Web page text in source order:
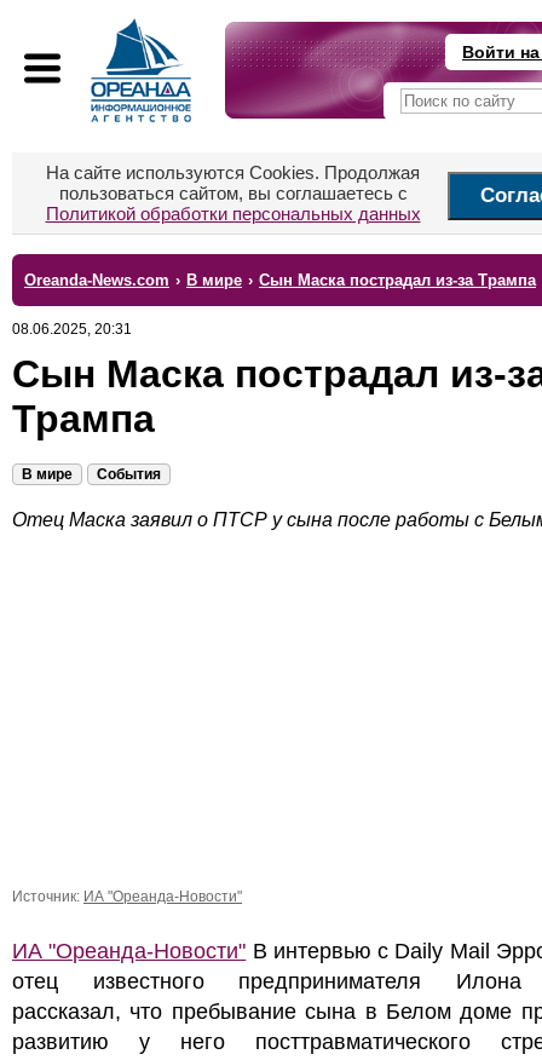
Войти
На сайте используются Cookies. Продолжая
пользоваться сайтом, вы соглашаетесь с
Политикой обработки персональных данных
Oreanda-News.com › В мире › Сын Маска пострадал из-за Трампа
08.06.2025, 20:31
Сын Маска пострадал из-
Трампа
В мире События
Отец Маска заявил о ПТСР у сына после работы с
Источник: ИА "Ореанда-Новости"
ИА "Ореанда-Новости" В интервью с Daily Mail
отец известного предпринимателя Илона
рассказал, что пребывание сына в Белом доме
развитию у него посттравматического